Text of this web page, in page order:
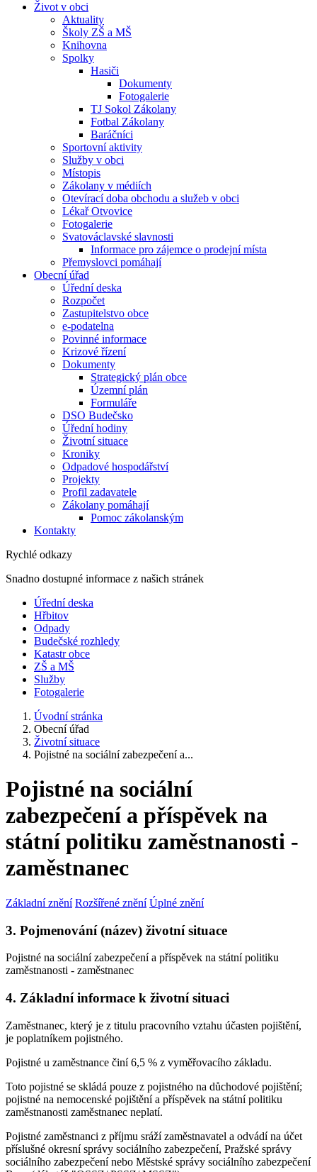
Život v obci
Aktuality
Školy ZŠ a MŠ
Knihovna
Spolky
Hasiči
Dokumenty
Fotogalerie
TJ Sokol Zákolany
Fotbal Zákolany
Baráčníci
Sportovní aktivity
Služby v obci
Místopis
Zákolany v médiích
Otevírací doba obchodu a služeb v obci
Lékař Otvovice
Fotogalerie
Svatováclavské slavnosti
Informace pro zájemce o prodejní místa
Přemyslovci pomáhají
Obecní úřad
Úřední deska
Rozpočet
Zastupitelstvo obce
e-podatelna
Povinné informace
Krizové řízení
Dokumenty
Strategický plán obce
Územní plán
Formuláře
DSO Budečsko
Úřední hodiny
Životní situace
Kroniky
Odpadové hospodářství
Projekty
Profil zadavatele
Zákolany pomáhají
Pomoc zákolanským
Kontakty
Rychlé odkazy
Snadno dostupné informace z našich stránek
Úřední deska
Hřbitov
Odpady
Budečské rozhledy
Katastr obce
ZŠ a MŠ
Služby
Fotogalerie
Úvodní stránka
Obecní úřad
Životní situace
Pojistné na sociální zabezpečení a...
Pojistné na sociální
zabezpečení a příspěvek na
státní politiku zaměstnanosti -
zaměstnanec
Základní znění Rozšířené znění Úplné znění
3. Pojmenování (název) životní situace
Pojistné na sociální zabezpečení a příspěvek na státní politiku
zaměstnanosti - zaměstnanec
4. Základní informace k životní situaci
Zaměstnanec, který je z titulu pracovního vztahu účasten pojištění,
je poplatníkem pojistného.
Pojistné u zaměstnance činí 6,5 % z vyměřovacího základu.
Toto pojistné se skládá pouze z pojistného na důchodové pojištění;
pojistné na nemocenské pojištění a příspěvek na státní politiku
zaměstnanosti zaměstnanec neplatí.
Pojistné zaměstnanci z příjmu sráží zaměstnavatel a odvádí na účet
příslušné okresní správy sociálního zabezpečení, Pražské správy
sociálního zabezpečení nebo Městské správy sociálního zabezpečení